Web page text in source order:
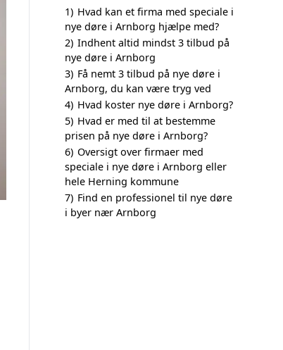
1) Hvad kan et firma med speciale i
nye døre i Arnborg hjælpe med?
2) Indhent altid mindst 3 tilbud på
nye døre i Arnborg
3) Få nemt 3 tilbud på nye døre i
Arnborg, du kan være tryg ved
4) Hvad koster nye døre i Arnborg?
5) Hvad er med til at bestemme
prisen på nye døre i Arnborg?
6) Oversigt over firmaer med
speciale i nye døre i Arnborg eller
hele Herning kommune
7) Find en professionel til nye døre
i byer nær Arnborg